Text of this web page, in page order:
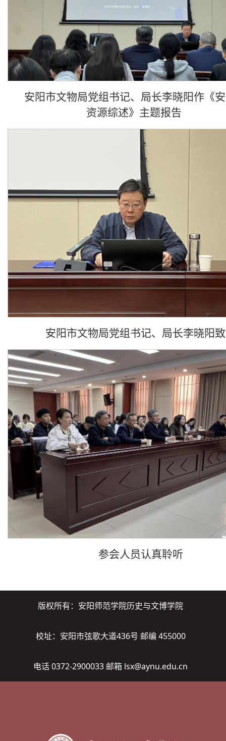
安阳市文物局党组书记、局长李晓阳作《
资源综述》主题报告
安阳市文物局党组书记、局长李晓阳
参会人员认真聆听
版权所有：安阳师范学院历史与文博学院
校址：安阳市弦歌大道436号 邮编 455000
电话 0372-2900033 邮箱 lsx@aynu.edu.cn